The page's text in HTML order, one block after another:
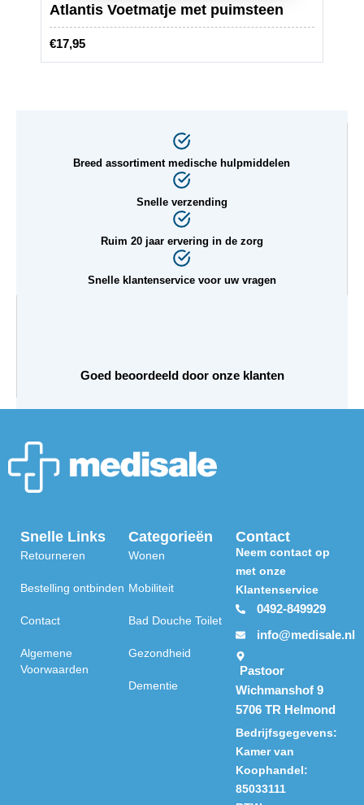
Atlantis Voetmatje met puimsteen
€17,95
Breed assortiment medische hulpmiddelen
Snelle verzending
Ruim 20 jaar ervering in de zorg
Snelle klantenservice voor uw vragen
Goed beoordeeld door onze klanten
Snelle Links
Retourneren
Bestelling ontbinden
Contact
Algemene
Voorwaarden
Categorieën
Wonen
Mobiliteit
Bad Douche Toilet
Gezondheid
Dementie
Contact
Neem contact op
met onze
Klantenservice
0492-849929
info@medisale.nl
Pastoor
Wichmanshof 9
5706 TR Helmond
Bedrijfsgegevens:
Kamer van
Koophandel:
85033111